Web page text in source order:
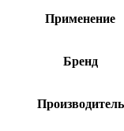
Применение
Бренд
Производитель